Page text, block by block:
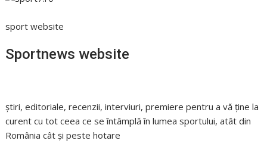
sport website
Sportnews website
știri, editoriale, recenzii, interviuri, premiere pentru a vă ține la
curent cu tot ceea ce se întâmplă în lumea sportului, atât din
România cât și peste hotare